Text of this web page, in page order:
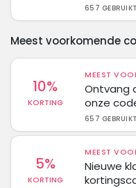
657 GEBRUIKT
Meest voorkomende
10%
KORTING
MEEST
Ontvang
onze
657 GEBRUIKT
5%
KORTING
MEEST
Nieuwe